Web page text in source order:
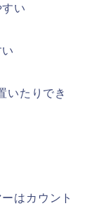
い
いたりでき
はカウント